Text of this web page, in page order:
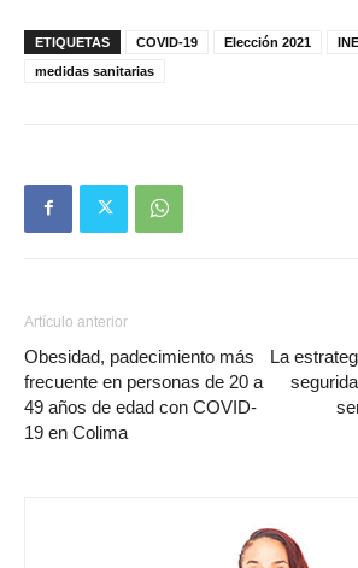
ETIQUETAS COVID-19 Elección 2021
INE
medidas sanitarias
Artículo anterior
Obesidad, padecimiento más
frecuente en personas de 20 a
49 años de edad con COVID-
19 en Colima
La